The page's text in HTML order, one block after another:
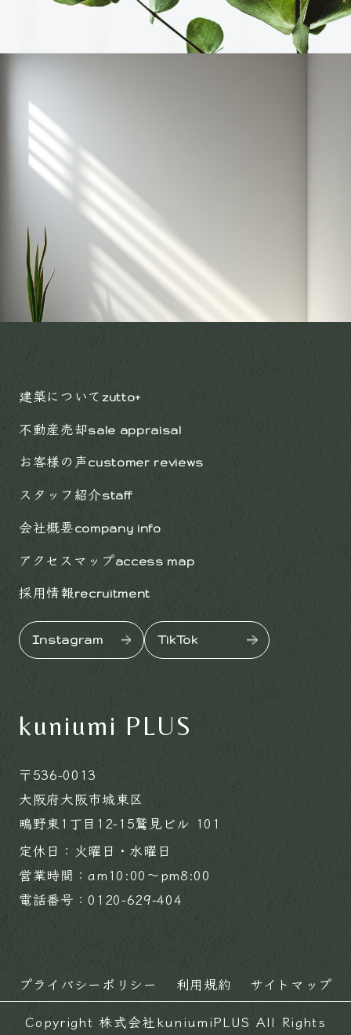
建築について zutto+
不動産売却sale appraisal
お客様の声customer reviews
スタッフ紹介staff
会社概要company info
アクセスマップaccess map
採用情報recruitment
Instagram TikTok
kuniumi PLUS
〒536-0013
大阪府大阪市城東区
鴫野東1丁目12-15鷲見ビル 101
定休日：火曜日・水曜日
営業時間：am10:00～pm8:00
電話番号：0120-629-404
プライバシーポリシー 利用規約
サイトマップ
Copyright 株式会社kuniumiPLUS All Rights